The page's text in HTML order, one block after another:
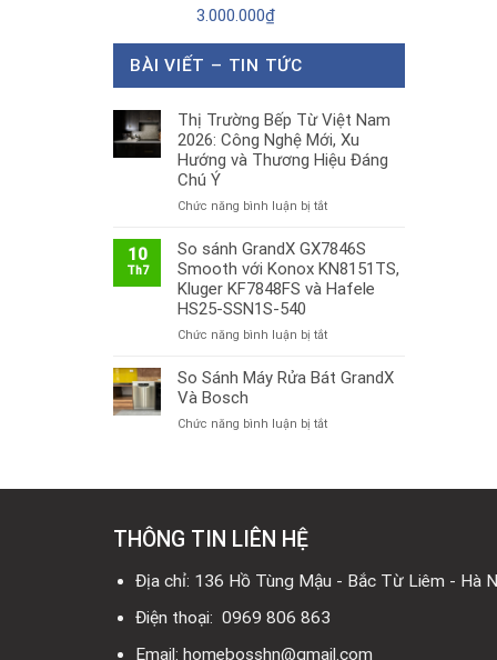
3.000.000₫
BÀI VIẾT – TIN TỨC
Thị Trường Bếp Từ Việt Nam
2026: Công Nghệ Mới, Xu
Hướng và Thương Hiệu Đáng
Chú Ý
Chức năng bình luận bị tắtở
Trường
Bếp
Từ
2026:
Nghệ
Hướng
Hiệu
10
Th7
So sánh GrandX GX7846S
Smooth với Konox KN8151TS,
Kluger KF7848FS và Hafele
HS25-SSN1S-540
Chức năng bình luận bị tắtở
sánh
Smooth
HS25-
540
So Sánh Máy Rửa Bát GrandX
Và Bosch
Chức năng bình luận bị tắtở
Bosch
THÔNG TIN LIÊN HỆ
Địa chỉ: 136 Hồ Tùng Mậu - Bắc Từ Liêm - Hà
Điện thoại: 0969 806 863
Email: homebosshn@gmail.com